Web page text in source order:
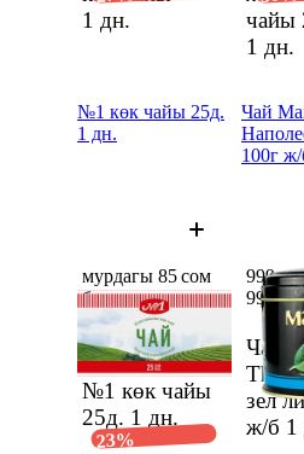
1 дн.
чайы
1 дн.
№1 көк чайы 25д.
1 дн.
№1 көк чайы
25д. 1 дн.
мурдагы 85 сом
баанын ордуна
65,28 сом
65,28 сом 85 сом
23%
Чай
100г
Чай
The
зел
ж/б 1
999
999